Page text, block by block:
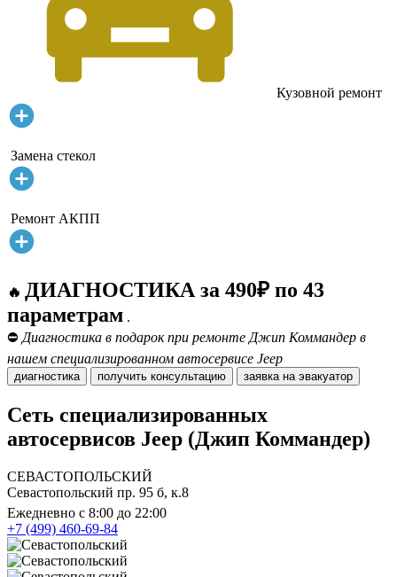
Кузовной ремонт
Замена стекол
Ремонт АКПП
🔥 ДИАГНОСТИКА за 490₽ по 43
параметрам .
⛔ Диагностика в подарок при ремонте Джип Коммандер в
нашем специализированном автосервисе Jeep
диагностика получить консультацию заявка на эвакуатор
Сеть специализированных
автосервисов Jeep (Джип Коммандер)
СЕВАСТОПОЛЬСКИЙ
Севастопольский пр. 95 б, к.8
Ежедневно с 8:00 до 22:00
+7 (499) 460-69-84